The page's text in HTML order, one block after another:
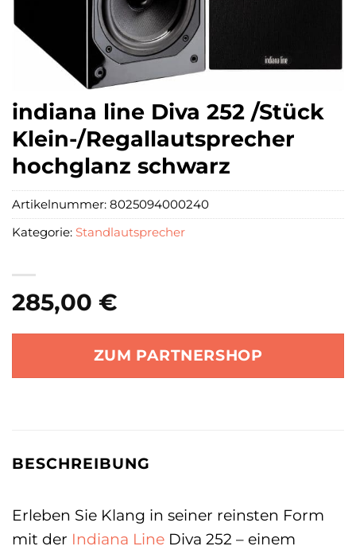
indiana line Diva 252 /Stück
Klein-/Regallautsprecher
hochglanz schwarz
285,00 €
ZUM PARTNERSHOP
Artikelnummer: 8025094000240
Kategorie: Standlautsprecher
BESCHREIBUNG
Erleben Sie Klang in seiner reinsten Form
mit der Indiana Line Diva 252 – einem